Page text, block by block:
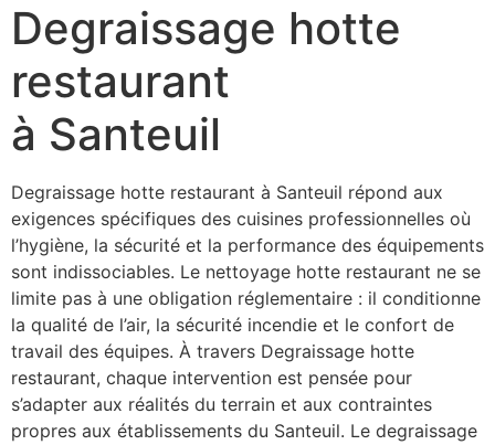
Degraissage hotte
restaurant
à Santeuil
Degraissage hotte restaurant à Santeuil répond aux
exigences spécifiques des cuisines professionnelles où
l’hygiène, la sécurité et la performance des équipements
sont indissociables. Le nettoyage hotte restaurant ne se
limite pas à une obligation réglementaire : il conditionne
la qualité de l’air, la sécurité incendie et le confort de
travail des équipes. À travers Degraissage hotte
restaurant, chaque intervention est pensée pour
s’adapter aux réalités du terrain et aux contraintes
propres aux établissements du Santeuil. Le degraissage